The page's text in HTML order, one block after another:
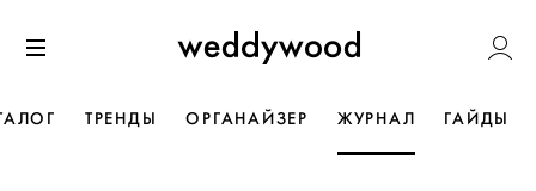
к содержанию
Weddywood
ТРЕНДЫ ОРГАНАЙЗЕР ЖУРНАЛ ГАЙДЫ